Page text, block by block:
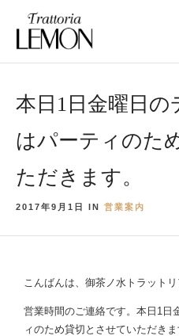
本日1日金曜日
はパーティのた
ただきます。
2017年9月1日 IN 営業案内
こんばんは、御茶ノ水トラットリ
営業時間のご連絡です。本日1日
ィのため貸切とさせていただき